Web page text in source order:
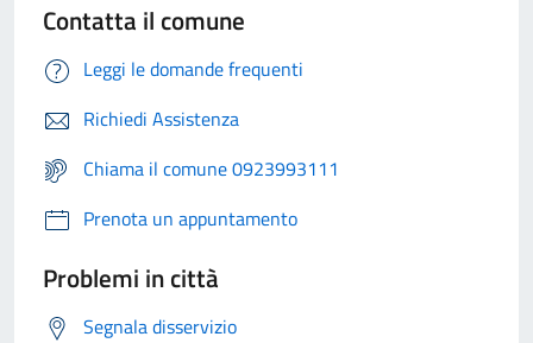
Contatta il comune
Leggi le domande frequenti
Richiedi Assistenza
Chiama il comune 0923993111
Prenota un appuntamento
Problemi in città
Segnala disservizio